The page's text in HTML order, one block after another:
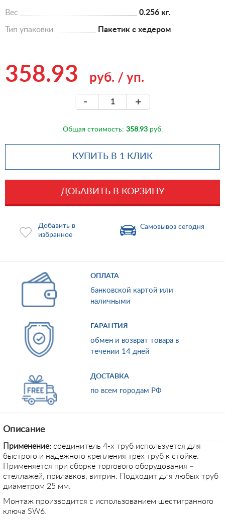
Вес 0.256 кг.
Тип упаковки Пакетик с хедером
358.93 руб. / уп.
- +
Общая стоимость: 358.93руб.
КУПИТЬ В 1 КЛИК
ДОБАВИТЬ В КОРЗИНУ
Добавить в
избранное
Самовывоз сегодня
ОПЛАТА
банковской картой или
наличными
ГАРАНТИЯ
обмен и возврат товара в
течении 14 дней
ДОСТАВКА
по всем городам РФ
Описание
Применение: соединитель 4-х труб используется для
быстрого и надежного крепления трех труб к стойке.
Применяется при сборке торгового оборудования –
стеллажей, прилавков, витрин. Подходит для любых труб
диаметром 25 мм.
Монтаж производится с использованием шестигранного
ключа SW6.